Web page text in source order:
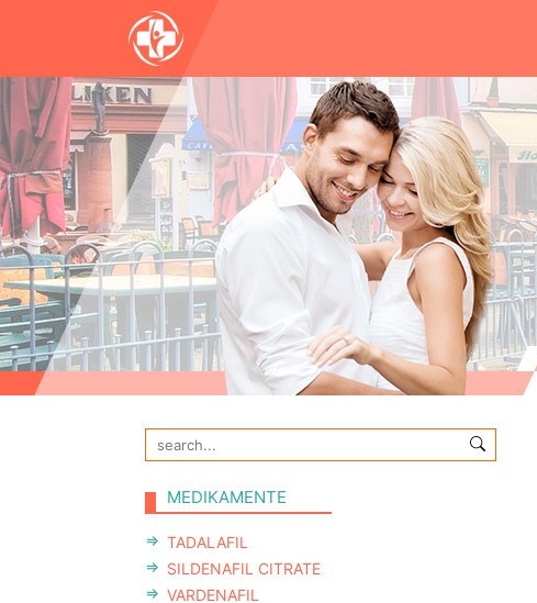
MEDIKAMENTE
TADALAFIL
SILDENAFIL CITRATE
VARDENAFIL